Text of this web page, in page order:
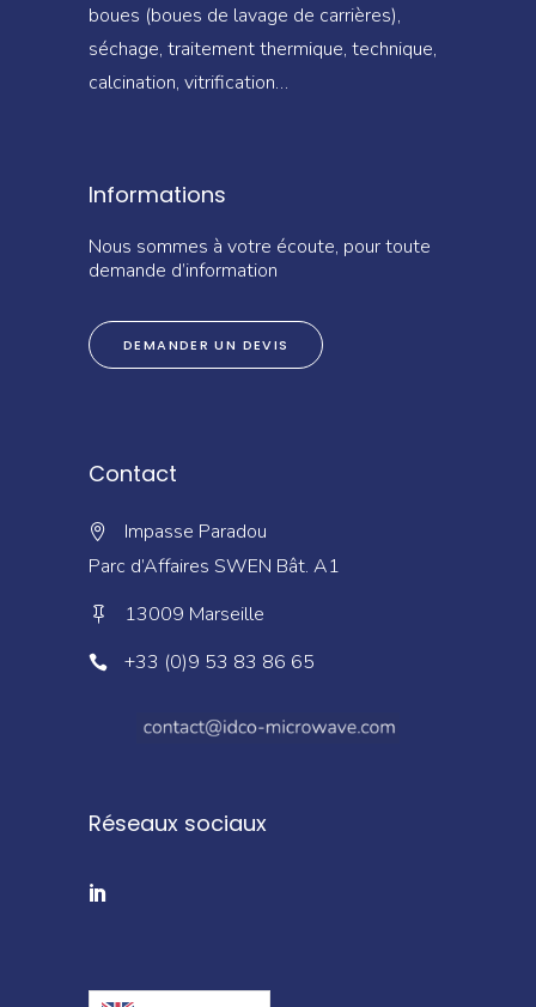
boues (boues de lavage de carrières),
séchage, traitement thermique, technique,
calcination, vitrification…
Informations
Nous sommes à votre écoute, pour toute
demande d’information
DEMANDER UN DEVIS
Contact
Impasse Paradou
Parc d’Affaires SWEN Bât. A1
13009 Marseille
+33 (0)9 53 83 86 65
Réseaux sociaux